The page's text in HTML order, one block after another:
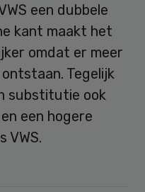
een dubbele
kant maakt het
omdat er meer
Tegelijk
substitutie ook
een hogere
VWS.